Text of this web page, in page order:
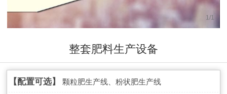
1/1
整套肥料生产设备
【配置可选】 颗粒肥生产线、粉状肥生产线